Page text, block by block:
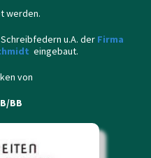
werden.
u.A. der Firma
eingebaut.
von
BB